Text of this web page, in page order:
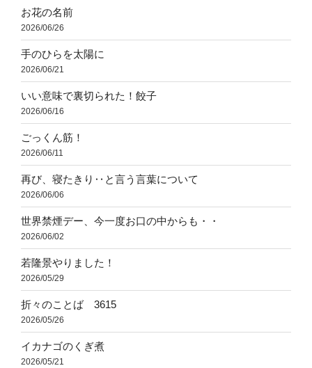
お花の名前
2026/06/26
手のひらを太陽に
2026/06/21
いい意味で裏切られた！餃子
2026/06/16
ごっくん筋！
2026/06/11
再び、寝たきり‥と言う言葉について
2026/06/06
世界禁煙デー、今一度お口の中からも・・
2026/06/02
若隆景やりました！
2026/05/29
折々のことば 3615
2026/05/26
イカナゴのくぎ煮
2026/05/21